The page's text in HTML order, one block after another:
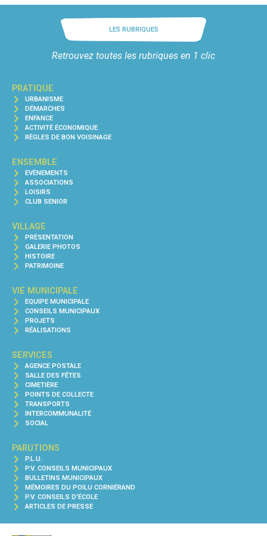
LES RUBRIQUES
Retrouvez toutes les rubriques en 1 clic
PRATIQUE
URBANISME
DÉMARCHES
ENFANCE
ACTIVITÉ ÉCONOMIQUE
RÈGLES DE BON VOISINAGE
ENSEMBLE
EVÈNEMENTS
ASSOCIATIONS
LOISIRS
CLUB SENIOR
VILLAGE
PRÉSENTATION
GALERIE PHOTOS
HISTOIRE
PATRIMOINE
VIE MUNICIPALE
EQUIPE MUNICIPALE
CONSEILS MUNICIPAUX
PROJETS
RÉALISATIONS
SERVICES
AGENCE POSTALE
SALLE DES FÊTES
CIMETIÈRE
POINTS DE COLLECTE
TRANSPORTS
INTERCOMMUNALITÉ
SOCIAL
PARUTIONS
P.L.U.
P.V. CONSEILS MUNICIPAUX
BULLETINS MUNICIPAUX
MÉMOIRES DU POILU CORNIÉRAND
P.V. CONSEILS D'ÉCOLE
ARTICLES DE PRESSE